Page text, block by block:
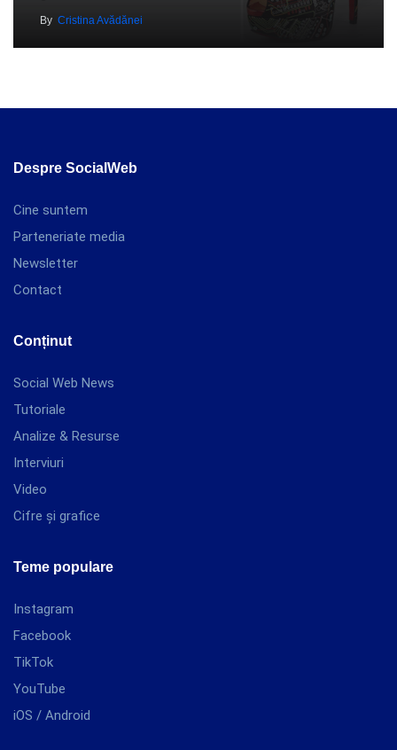
By Cristina Avădănei
Despre SocialWeb
Cine suntem
Parteneriate media
Newsletter
Contact
Conținut
Social Web News
Tutoriale
Analize & Resurse
Interviuri
Video
Cifre și grafice
Teme populare
Instagram
Facebook
TikTok
YouTube
iOS / Android